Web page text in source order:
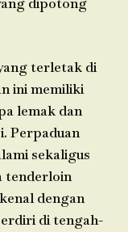
terletak di
ini memiliki
lemak dan
Perpaduan
sekaligus
tenderloin
dengan
di tengah-